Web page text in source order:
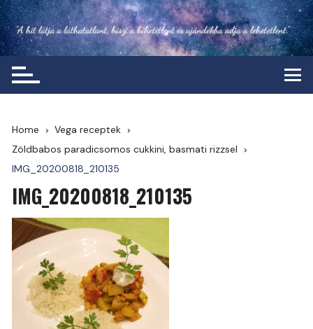
Skip
to
content
Home
Vega receptek
Zöldbabos paradicsomos cukkini, basmati rizzsel
IMG_20200818_210135
IMG_20200818_210135